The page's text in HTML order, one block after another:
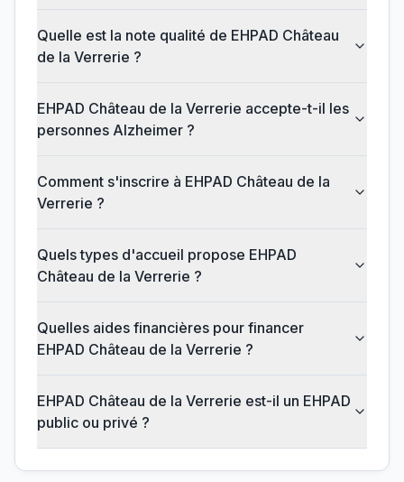
Quelle est la note qualité de EHPAD Château
de la Verrerie ?
EHPAD Château de la Verrerie accepte-t-il les
personnes Alzheimer ?
Comment s'inscrire à EHPAD Château de la
Verrerie ?
Quels types d'accueil propose EHPAD
Château de la Verrerie ?
Quelles aides financières pour financer
EHPAD Château de la Verrerie ?
EHPAD Château de la Verrerie est-il un EHPAD
public ou privé ?